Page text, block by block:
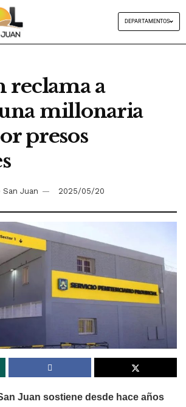
DEPARTAMENTOS
reclama a
millonaria
presos
San Juan 2025/05/20
Juan sostiene desde hace años